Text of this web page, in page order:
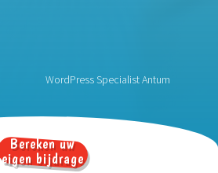
WordPress Specialist Antum
Bereken uw
eigen bijdrage